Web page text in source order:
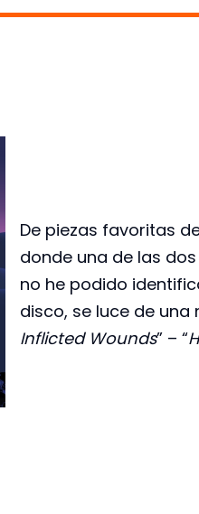
De piezas favoritas
donde una de las
no he podido
disco, se luce de una
Inflicted Wounds” – “